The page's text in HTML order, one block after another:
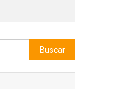
Buscar: